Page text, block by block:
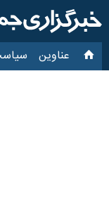
عناوین‌ سیاست